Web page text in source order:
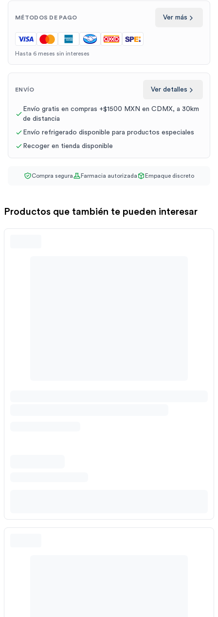
MÉTODOS DE PAGO Ver más
Hasta 6 meses sin intereses
ENVÍO Ver detalles
Envío gratis en compras +$1500 MXN en CDMX, a 30km
de distancia
Envío refrigerado disponible para productos especiales
Recoger en tienda disponible
Compra segura Farmacia autorizada Empaque discreto
Productos que también te pueden interesar